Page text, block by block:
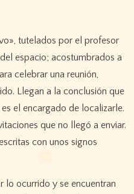
tutelados por el profesor
espacio; acostumbrados a
celebrar una reunión,
Llegan a la conclusión que
el encargado de localizarle.
que no llegó a enviar.
con unos signos
lo ocurrido y se encuentran